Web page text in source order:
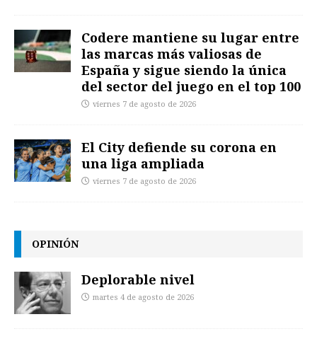
Codere mantiene su lugar entre
las marcas más valiosas de
España y sigue siendo la única
del sector del juego en el top 100
viernes 7 de agosto de 2026
El City defiende su corona en
una liga ampliada
viernes 7 de agosto de 2026
OPINIÓN
Deplorable nivel
martes 4 de agosto de 2026